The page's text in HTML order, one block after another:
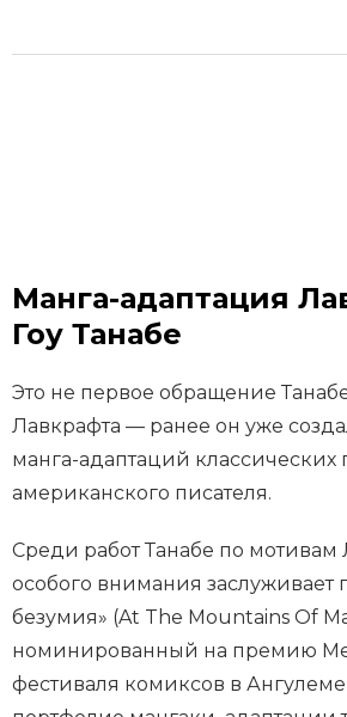
Манга-адаптация
Гоу Танабе
Это не первое обращение
Лавкрафта — ранее он уже
манга-адаптаций
американского писателя.
Среди работ Танабе по мотивам
особого внимания заслуживает
безумия» (At The Mountains Of
номинированный на премию
фестиваля комиксов в Ангулеме